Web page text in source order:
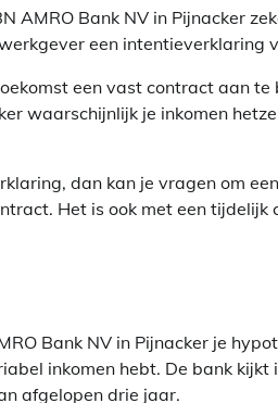
AMRO Bank NV in Pijnacker
een intentieverklaring
een vast contract aan
waarschijnlijk je inkomen
dan kan je vragen om
Het is ook met een tijdelijk
Bank NV in Pijnacker je
inkomen hebt. De bank
afgelopen drie jaar.